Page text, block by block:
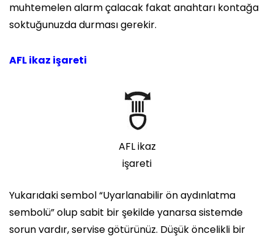
muhtemelen alarm çalacak fakat anahtarı kontağa
soktuğunuzda durması gerekir.
AFL ikaz işareti
AFL ikaz
işareti
Yukarıdaki sembol “Uyarlanabilir ön aydınlatma
sembolü” olup sabit bir şekilde yanarsa sistemde
sorun vardır, servise götürünüz. Düşük öncelikli bir